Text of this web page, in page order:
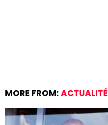
MORE FROM: ACTUALITÉ